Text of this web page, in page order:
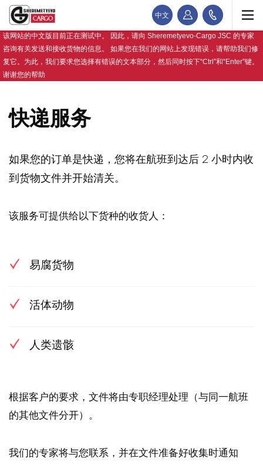
中文
该网站的中文版目前正在测试中。 因此，请向 Sheremetyevo-Cargo JSC 的专家
咨询有关发送和接收货物的信息。 如果您在我们的网站上发现错误，请帮助我们修
复它。为此，我们要求您选择有错误的文本部分，然后同时按下“Ctrl”和“Enter”键。
谢谢您的帮助
快递服务
如果您的订单是快递，您将在航班到达后 2 小时内收
到货物文件并开始清关。
该服务可提供给以下货种的收货人：
易腐货物
活体动物
人类遗骸
根据客户的要求，文件将由专职经理处理（与同一航班
的其他文件分开）。
我们的专家将与您联系，并在文件准备好收集时通知